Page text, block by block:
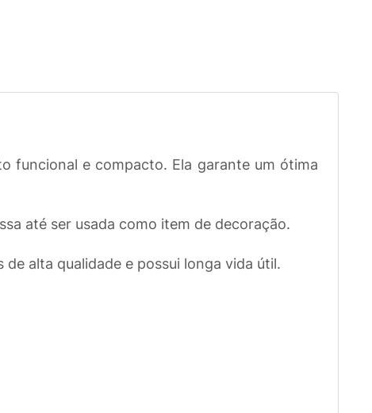
funcional e compacto. Ela garante um ótima
até ser usada como item de decoração.
alta qualidade e possui longa vida útil.